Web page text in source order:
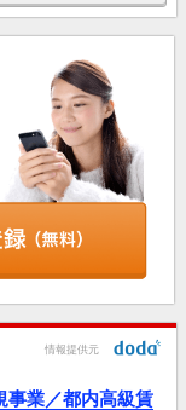
情報提供元
事業／都内高級賃